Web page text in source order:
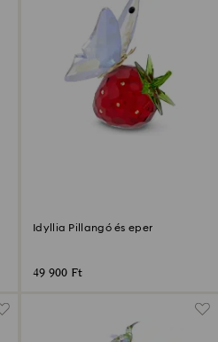
Idyllia Pillangó és eper
49 900 Ft